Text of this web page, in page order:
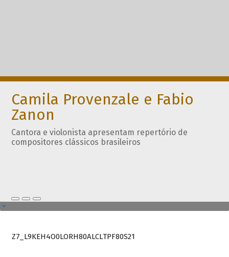
Camila Provenzale e Fabio
Zanon
Cantora e violonista apresentam repertório de
compositores clássicos brasileiros
Z7_L9KEH4O0LORH80ALCLTPF80S21